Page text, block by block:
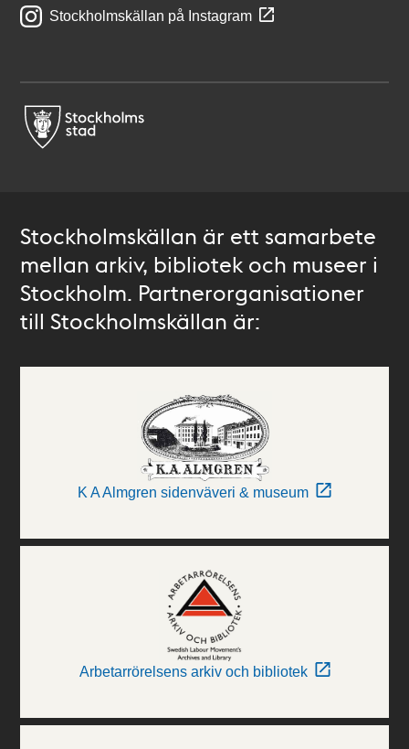
Stockholmskällan på Instagram
Stockholmskällan är ett samarbete
mellan arkiv, bibliotek och museer i
Stockholm. Partnerorganisationer
till Stockholmskällan är:
K A Almgren sidenväveri & museum
Arbetarrörelsens arkiv och bibliotek